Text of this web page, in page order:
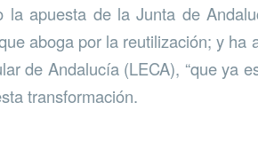
la apuesta de la Junta de
aboga por la reutilización; y ha
de Andalucía (LECA), “que ya
transformación.